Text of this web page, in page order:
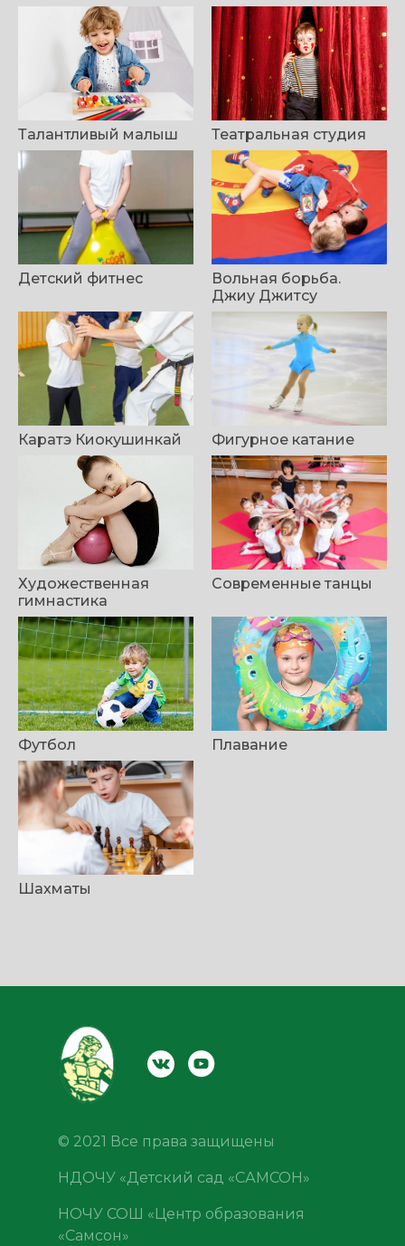
Талантливый малыш Театральная студия
Детский фитнес
Вольная борьба.
Джиу Джитсу
Каратэ Киокушинкай Фигурное катание
Художественная
гимнастика
Современные танцы
Футбол Плавание
Шахматы
© 2021 Все права защищены
НОЧУ СОШ «Центр образования
«Самсон»
НДОЧУ «Детский сад «САМСОН»